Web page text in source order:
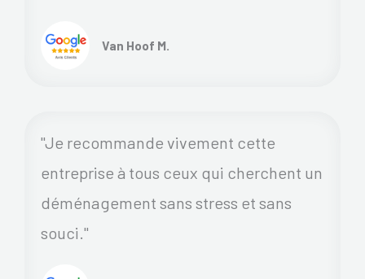
Van Hoof M.
"Je recommande vivement cette
entreprise à tous ceux qui cherchent un
déménagement sans stress et sans
souci."